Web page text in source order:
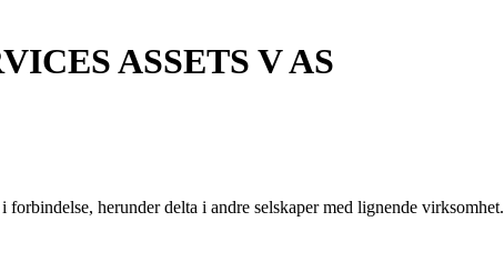
ASSETS V AS
herunder delta i andre selskaper med lignende virksomhet.